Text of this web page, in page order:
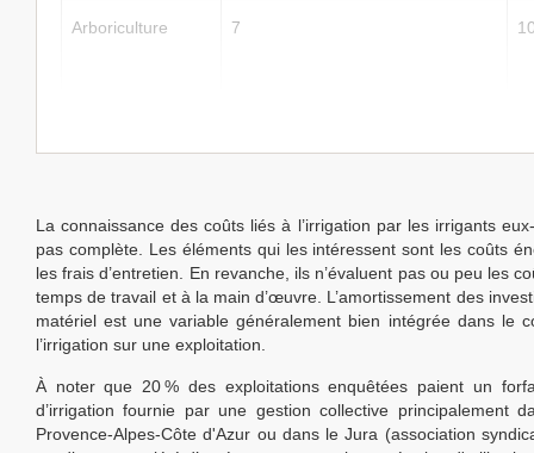
Arboriculture 7
La connaissance des coûts liés à l’irrigation par les irrigants
pas complète. Les éléments qui les intéressent sont les coûts
les frais d’entretien. En revanche, ils n’évaluent pas ou peu les
temps de travail et à la main d’œuvre. L’amortissement des
matériel est une variable généralement bien intégrée dans le
l’irrigation sur une exploitation.
À noter que 20 % des exploitations enquêtées paient un
d’irrigation fournie par une gestion collective principalement
Provence-Alpes-Côte d'Azur ou dans le Jura (association